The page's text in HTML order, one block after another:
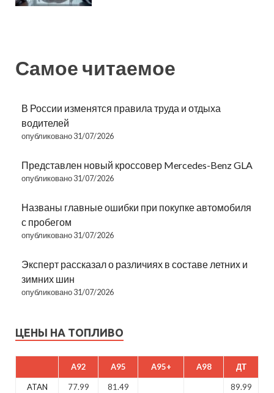
Самое читаемое
В России изменятся правила труда и отдыха
водителей
опубликовано 31/07/2026
Представлен новый кроссовер Mercedes-Benz GLA
опубликовано 31/07/2026
Названы главные ошибки при покупке автомобиля
с пробегом
опубликовано 31/07/2026
Эксперт рассказал о различиях в составе летних и
зимних шин
опубликовано 31/07/2026
ЦЕНЫ НА ТОПЛИВО
A92 A95 A95+ A98 ДТ
ATAN 77.99 81.49
89.99